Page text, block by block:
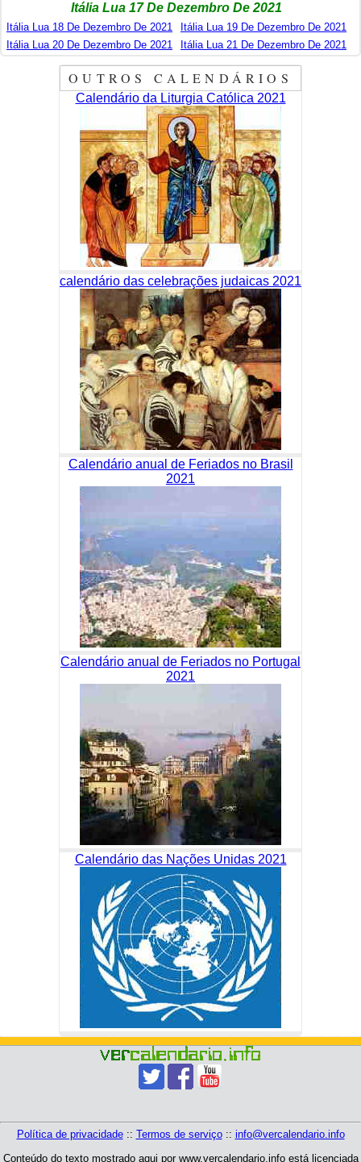
Itália Lua 17 De Dezembro De 2021
Itália Lua 18 De Dezembro De 2021
Itália Lua 19 De Dezembro De 2021
Itália Lua 20 De Dezembro De 2021
Itália Lua 21 De Dezembro De 2021
OUTROS CALENDÁRIOS
Calendário da Liturgia Católica 2021
calendário das celebrações judaicas 2021
Calendário anual de Feriados no Brasil
2021
Calendário anual de Feriados no Portugal
2021
Calendário das Nações Unidas 2021
Política de privacidade:: Termos de serviço:: info@vercalendario.info
Conteúdo do texto mostrado aqui por www.vercalendario.info está licenciada